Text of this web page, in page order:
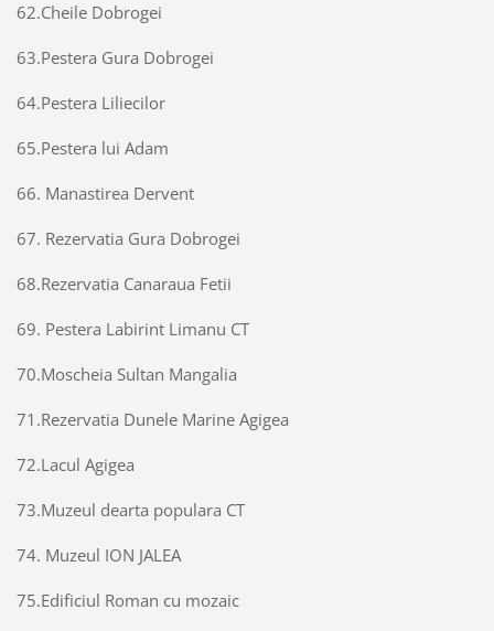
62.Cheile Dobrogei
63.Pestera Gura Dobrogei
64.Pestera Liliecilor
65.Pestera lui Adam
66. Manastirea Dervent
67. Rezervatia Gura Dobrogei
68.Rezervatia Canaraua Fetii
69. Pestera Labirint Limanu CT
70.Moscheia Sultan Mangalia
71.Rezervatia Dunele Marine Agigea
72.Lacul Agigea
73.Muzeul dearta populara CT
74. Muzeul ION JALEA
75.Edificiul Roman cu mozaic